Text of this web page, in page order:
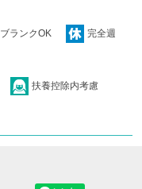
ブランクOK 完全週
扶養控除内考慮